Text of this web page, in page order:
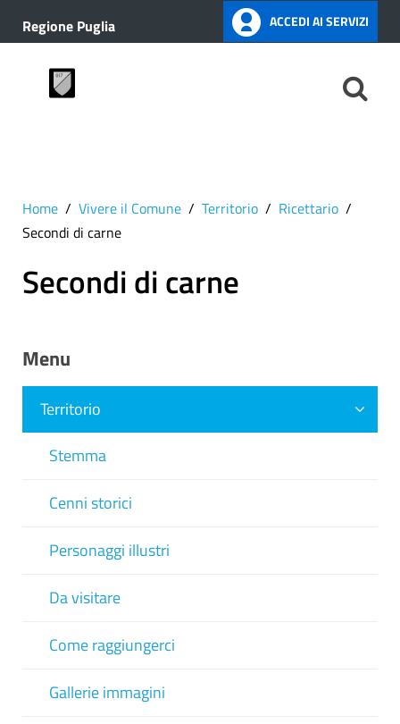
Regione Puglia ACCEDI AI SERVIZI
Home Vivere il Comune Territorio
Ricettario
Secondi di carne
Secondi di carne
Menu
Territorio
Stemma
Cenni storici
Personaggi illustri
Da visitare
Come raggiungerci
Gallerie immagini